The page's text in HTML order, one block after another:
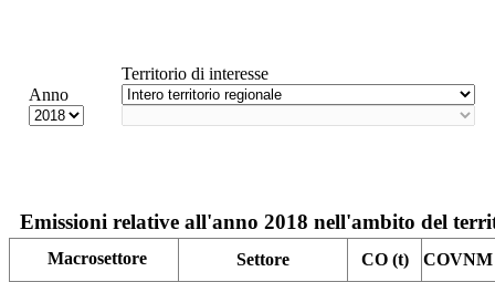
Anno
Territorio di interesse
Emissioni relative all'anno 2018 nell'ambito del
Macrosettore Settore CO (t)
COVNM